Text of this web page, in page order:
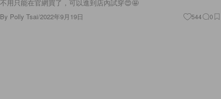
不用只能在官網買了，可以進到店內試穿😍🤩
By Polly Tsai/2022年9月19日 544 0